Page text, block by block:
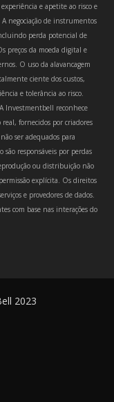
e apetite ao risco e
negociação de instrumentos
perda potencial de
preços da moeda digital e
O uso da alavancagem
ciente dos custos,
e tolerância ao risco.
Investmentbell reconhece
fornecidos por criadores
ser adequados para
são responsáveis por perdas
ou distribuição não
explícita. Os direitos
e provedores de dados.
com base nas interações do
2023